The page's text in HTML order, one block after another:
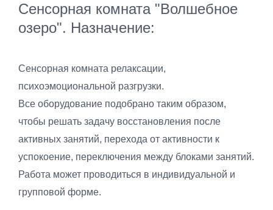
Сенсорная комната "Волшебное
озеро". Назначение:
Сенсорная комната релаксации,
психоэмоциональной разгрузки.
Все оборудование подобрано таким образом,
чтобы решать задачу восстановления после
активных занятий, перехода от активности к
успокоение, переключения между блоками занятий.
Работа может проводиться в индивидуальной и
групповой форме.